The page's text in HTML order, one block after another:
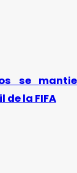
se
de la FIFA